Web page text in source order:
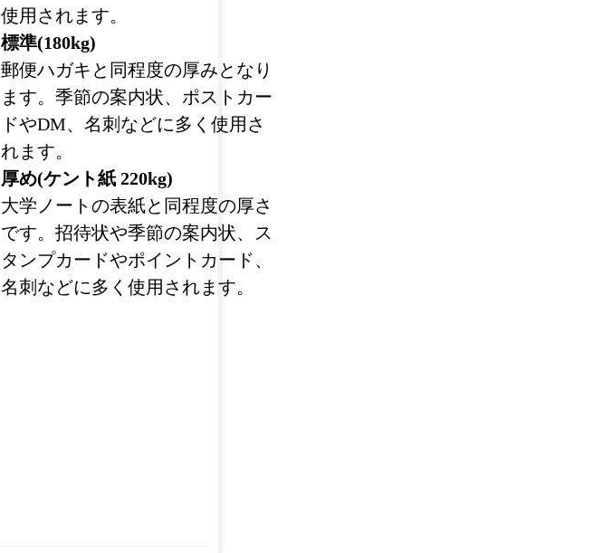
使用されます。
標準(180kg)
郵便ハガキと同程度の厚みとなり
ます。季節の案内状、ポストカー
ドやDM、名刺などに多く使用さ
れます。
厚め(ケント紙 220kg)
大学ノートの表紙と同程度の厚さ
です。招待状や季節の案内状、ス
タンプカードやポイントカード、
名刺などに多く使用されます。